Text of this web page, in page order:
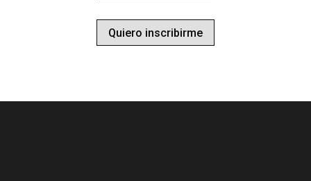
Quiero inscribirme